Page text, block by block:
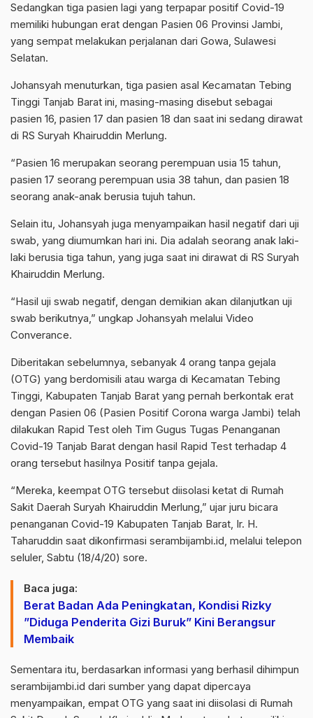
Sedangkan tiga pasien lagi yang terpapar positif Covid-19
memiliki hubungan erat dengan Pasien 06 Provinsi Jambi,
yang sempat melakukan perjalanan dari Gowa, Sulawesi
Selatan.
Johansyah menuturkan, tiga pasien asal Kecamatan Tebing
Tinggi Tanjab Barat ini, masing-masing disebut sebagai
pasien 16, pasien 17 dan pasien 18 dan saat ini sedang dirawat
di RS Suryah Khairuddin Merlung.
“Pasien 16 merupakan seorang perempuan usia 15 tahun,
pasien 17 seorang perempuan usia 38 tahun, dan pasien 18
seorang anak-anak berusia tujuh tahun.
Selain itu, Johansyah juga menyampaikan hasil negatif dari uji
swab, yang diumumkan hari ini. Dia adalah seorang anak laki-
laki berusia tiga tahun, yang juga saat ini dirawat di RS Suryah
Khairuddin Merlung.
“Hasil uji swab negatif, dengan demikian akan dilanjutkan uji
swab berikutnya,” ungkap Johansyah melalui Video
Converance.
Diberitakan sebelumnya, sebanyak 4 orang tanpa gejala
(OTG) yang berdomisili atau warga di Kecamatan Tebing
Tinggi, Kabupaten Tanjab Barat yang pernah berkontak erat
dengan Pasien 06 (Pasien Positif Corona warga Jambi) telah
dilakukan Rapid Test oleh Tim Gugus Tugas Penanganan
Covid-19 Tanjab Barat dengan hasil Rapid Test terhadap 4
orang tersebut hasilnya Positif tanpa gejala.
“Mereka, keempat OTG tersebut diisolasi ketat di Rumah
Sakit Daerah Suryah Khairuddin Merlung,” ujar juru bicara
penanganan Covid-19 Kabupaten Tanjab Barat, Ir. H.
Taharuddin saat dikonfirmasi serambijambi.id, melalui telepon
seluler, Sabtu (18/4/20) sore.
Baca juga:
Berat Badan Ada Peningkatan, Kondisi Rizky
”Diduga Penderita Gizi Buruk” Kini Berangsur
Membaik
Sementara itu, berdasarkan informasi yang berhasil dihimpun
serambijambi.id dari sumber yang dapat dipercaya
menyampaikan, empat OTG yang saat ini diisolasi di Rumah